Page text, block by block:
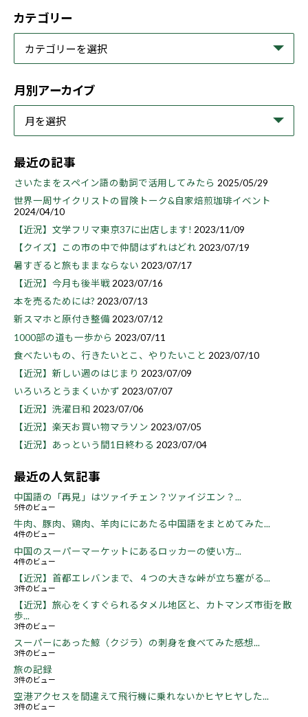
カテゴリー
月別アーカイブ
最近の記事
さいたまをスペイン語の動詞で活用してみたら 2025/05/29
世界一周サイクリストの冒険トーク&自家焙煎珈琲イベント
2024/04/10
【近況】文学フリマ東京37に出店します! 2023/11/09
【クイズ】この市の中で仲間はずれはどれ 2023/07/19
暑すぎると旅もままならない 2023/07/17
【近況】今月も後半戦 2023/07/16
本を売るためには? 2023/07/13
新スマホと原付き整備2023/07/12
1000部の道も一歩から 2023/07/11
食べたいもの、行きたいとこ、やりたいこと 2023/07/10
【近況】新しい週のはじまり 2023/07/09
いろいろとうまくいかず 2023/07/07
【近況】洗濯日和 2023/07/06
【近況】楽天お買い物マラソン 2023/07/05
【近況】あっという間1日終わる 2023/07/04
最近の人気記事
中国語の「再見」はツァイチェン？ツァイジエン？...
5件のビュー
牛肉、豚肉、鶏肉、羊肉ににあたる中国語をまとめてみた...
4件のビュー
中国のスーパーマーケットにあるロッカーの使い方...
4件のビュー
【近況】首都エレバンまで、４つの大きな峠が立ち塞がる...
3件のビュー
【近況】旅心をくすぐられるタメル地区と、カトマンズ市街を散
歩...
3件のビュー
スーパーにあった鯨（クジラ）の刺身を食べてみた感想...
3件のビュー
旅の記録
3件のビュー
空港アクセスを間違えて飛行機に乗れないかヒヤヒヤした...
3件のビュー